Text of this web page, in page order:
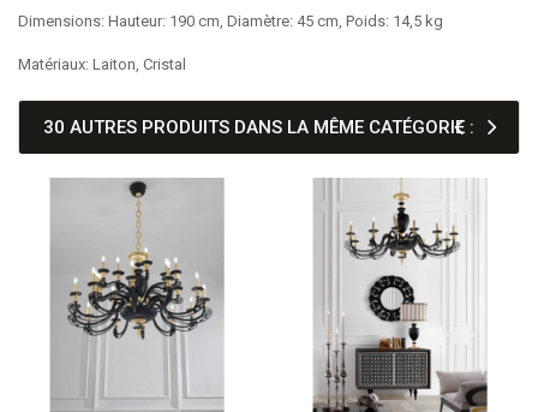
Dimensions: Hauteur: 190 cm, Diamètre: 45 cm, Poids: 14,5 kg
Matériaux: Laiton, Cristal
30 AUTRES PRODUITS DANS LA MÊME CATÉGORIE :